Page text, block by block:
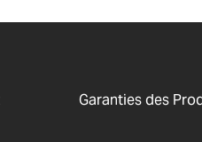
Garanties des